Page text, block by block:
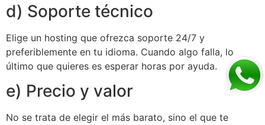
d) Soporte técnico
Elige un hosting que ofrezca soporte 24/7 y
preferiblemente en tu idioma. Cuando algo falla, lo
último que quieres es esperar horas por ayuda.
e) Precio y valor
No se trata de elegir el más barato, sino el que te